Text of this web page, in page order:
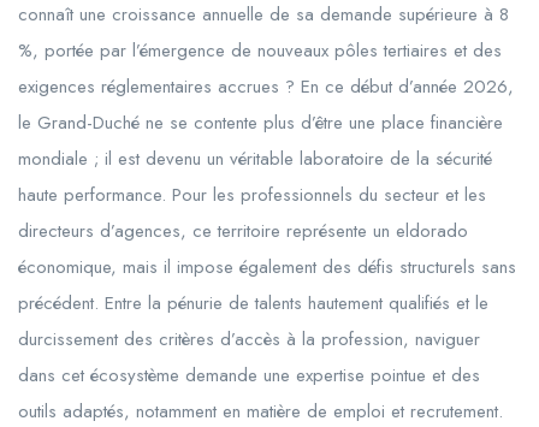
connaît une croissance annuelle de sa demande supérieure à 8
%, portée par l’émergence de nouveaux pôles tertiaires et des
exigences réglementaires accrues ? En ce début d’année 2026,
le Grand-Duché ne se contente plus d’être une place financière
mondiale ; il est devenu un véritable laboratoire de la sécurité
haute performance. Pour les professionnels du secteur et les
directeurs d’agences, ce territoire représente un eldorado
économique, mais il impose également des défis structurels sans
précédent. Entre la pénurie de talents hautement qualifiés et le
durcissement des critères d’accès à la profession, naviguer
dans cet écosystème demande une expertise pointue et des
outils adaptés, notamment en matière de emploi et recrutement.